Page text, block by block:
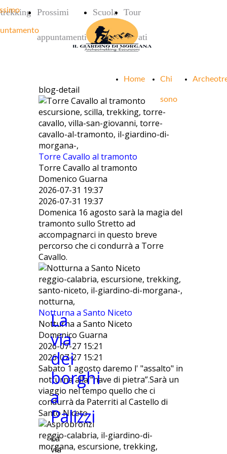
Prossimi
appuntamenti
Scuola Tour
privati
Home Chi
sono
blog-detail
escursione, scilla, trekking, torre-
cavallo, villa-san-giovanni, torre-
cavallo-al-tramonto, il-giardino-di-
morgana-,
Torre Cavallo al tramonto
Torre Cavallo al tramonto
Domenico Guarna
2026-07-31 19:37
2026-07-31 19:37
Domenica 16 agosto sarà la magia del
tramonto sullo Stretto ad
accompagnarci in questo breve
percorso che ci condurrà a Torre
Cavallo.
reggio-calabria, escursione, trekking,
santo-niceto, il-giardino-di-morgana-,
notturna,
Notturna a Santo Niceto
Notturna a Santo Niceto
Domenico Guarna
2026-07-27 15:21
2026-07-27 15:21
Sabato 1 agosto daremo l' "assalto" in
notturna alla “nave di pietra”.Sarà un
viaggio nel tempo quello che ci
condurrà da Paterriti al Castello di
Santo Niceto
reggio-calabria, il-giardino-di-
morgana, escursione, trekking,
La
via
dei
borghi
a
Palizzi
La
via